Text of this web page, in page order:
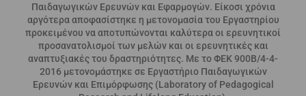
Παιδαγωγικών Ερευνών και Εφαρμογών. Είκοσι χρόνια
αργότερα αποφασίστηκε η μετονομασία του Εργαστηρίου
προκειμένου να αποτυπώνονται καλύτερα οι ερευνητικοί
προσανατολισμοί των μελών και οι ερευνητικές και
αναπτυξιακές του δραστηριότητες. Με το ΦΕΚ 900Β/4-4-
2016 μετονομάστηκε σε Εργαστήριο Παιδαγωγικών
Ερευνών και Επιμόρφωσης (Laboratory of Pedagogical